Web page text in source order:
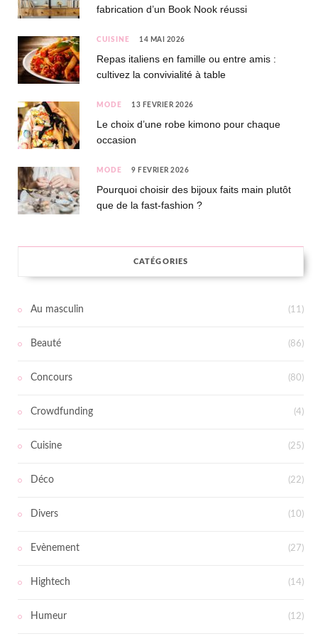
fabrication d’un Book Nook réussi
CUISINE 14 MAI 2026
Repas italiens en famille ou entre amis :
cultivez la convivialité à table
MODE 13 FÉVRIER 2026
Le choix d’une robe kimono pour chaque
occasion
MODE 9 FÉVRIER 2026
Pourquoi choisir des bijoux faits main plutôt
que de la fast-fashion ?
CATÉGORIES
Au masculin (11)
Beauté (86)
Concours (80)
Crowdfunding (4)
Cuisine (25)
Déco (22)
Divers (10)
Evènement (27)
Hightech (14)
Humeur (12)